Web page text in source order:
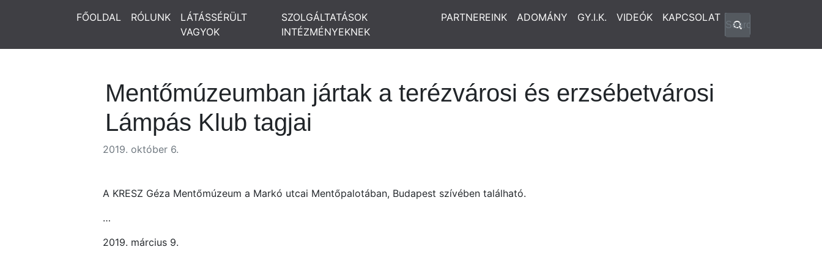
FŐOLDAL RÓLUNK
LÁTÁSSÉRÜLT
VAGYOK
SZOLGÁLTATÁSOK
INTÉZMÉNYEKNEK
PARTNEREINK ADOMÁNY GY.I.K. VIDEÓK KAPCSOLAT
Mentőmúzeumban jártak a terézvárosi és erzsébetvárosi
Lámpás Klub tagjai
2019. október 6.
A KRESZ Géza Mentőmúzeum a Markó utcai Mentőpalotában, Budapest szívében található.
…
2019. március 9.